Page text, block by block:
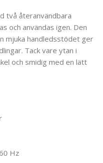
två återanvändbara
och användas igen. Den
mjuka handledsstödet ger
Tack vare ytan i
och smidig med en lätt
Hz